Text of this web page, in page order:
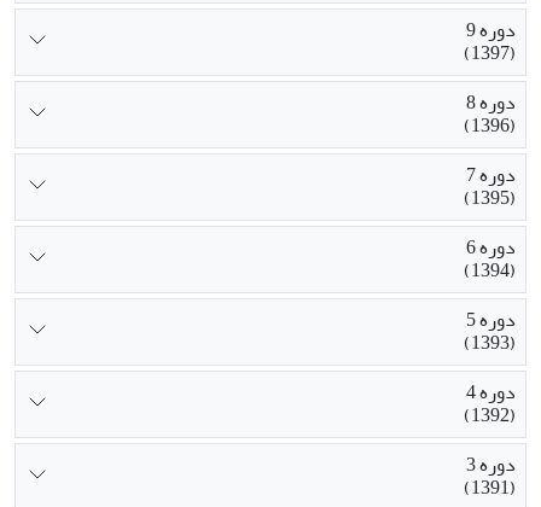
دوره 9
(1397)
دوره 8
(1396)
دوره 7
(1395)
دوره 6
(1394)
دوره 5
(1393)
دوره 4
(1392)
دوره 3
(1391)